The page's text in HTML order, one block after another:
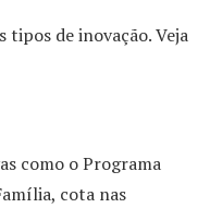
de inovação. Veja
como o Programa
cota nas